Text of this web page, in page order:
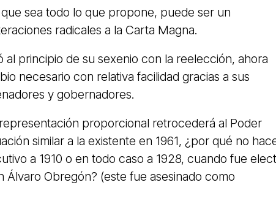
sea todo lo que propone, puede ser un
radicales a la Carta Magna.
al principio de su sexenio con la reelección, ahora
necesario con relativa facilidad gracias a sus
y gobernadores.
proporcional retrocederá al Poder
similar a la existente en 1961, ¿por qué no
a 1910 o en todo caso a 1928, cuando fue
Álvaro Obregón? (este fue asesinado como